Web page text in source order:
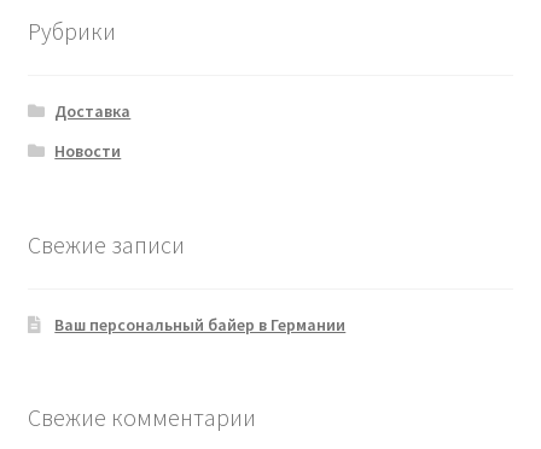
Рубрики
Доставка
Новости
Свежие записи
Ваш персональный байер в Германии
Свежие комментарии